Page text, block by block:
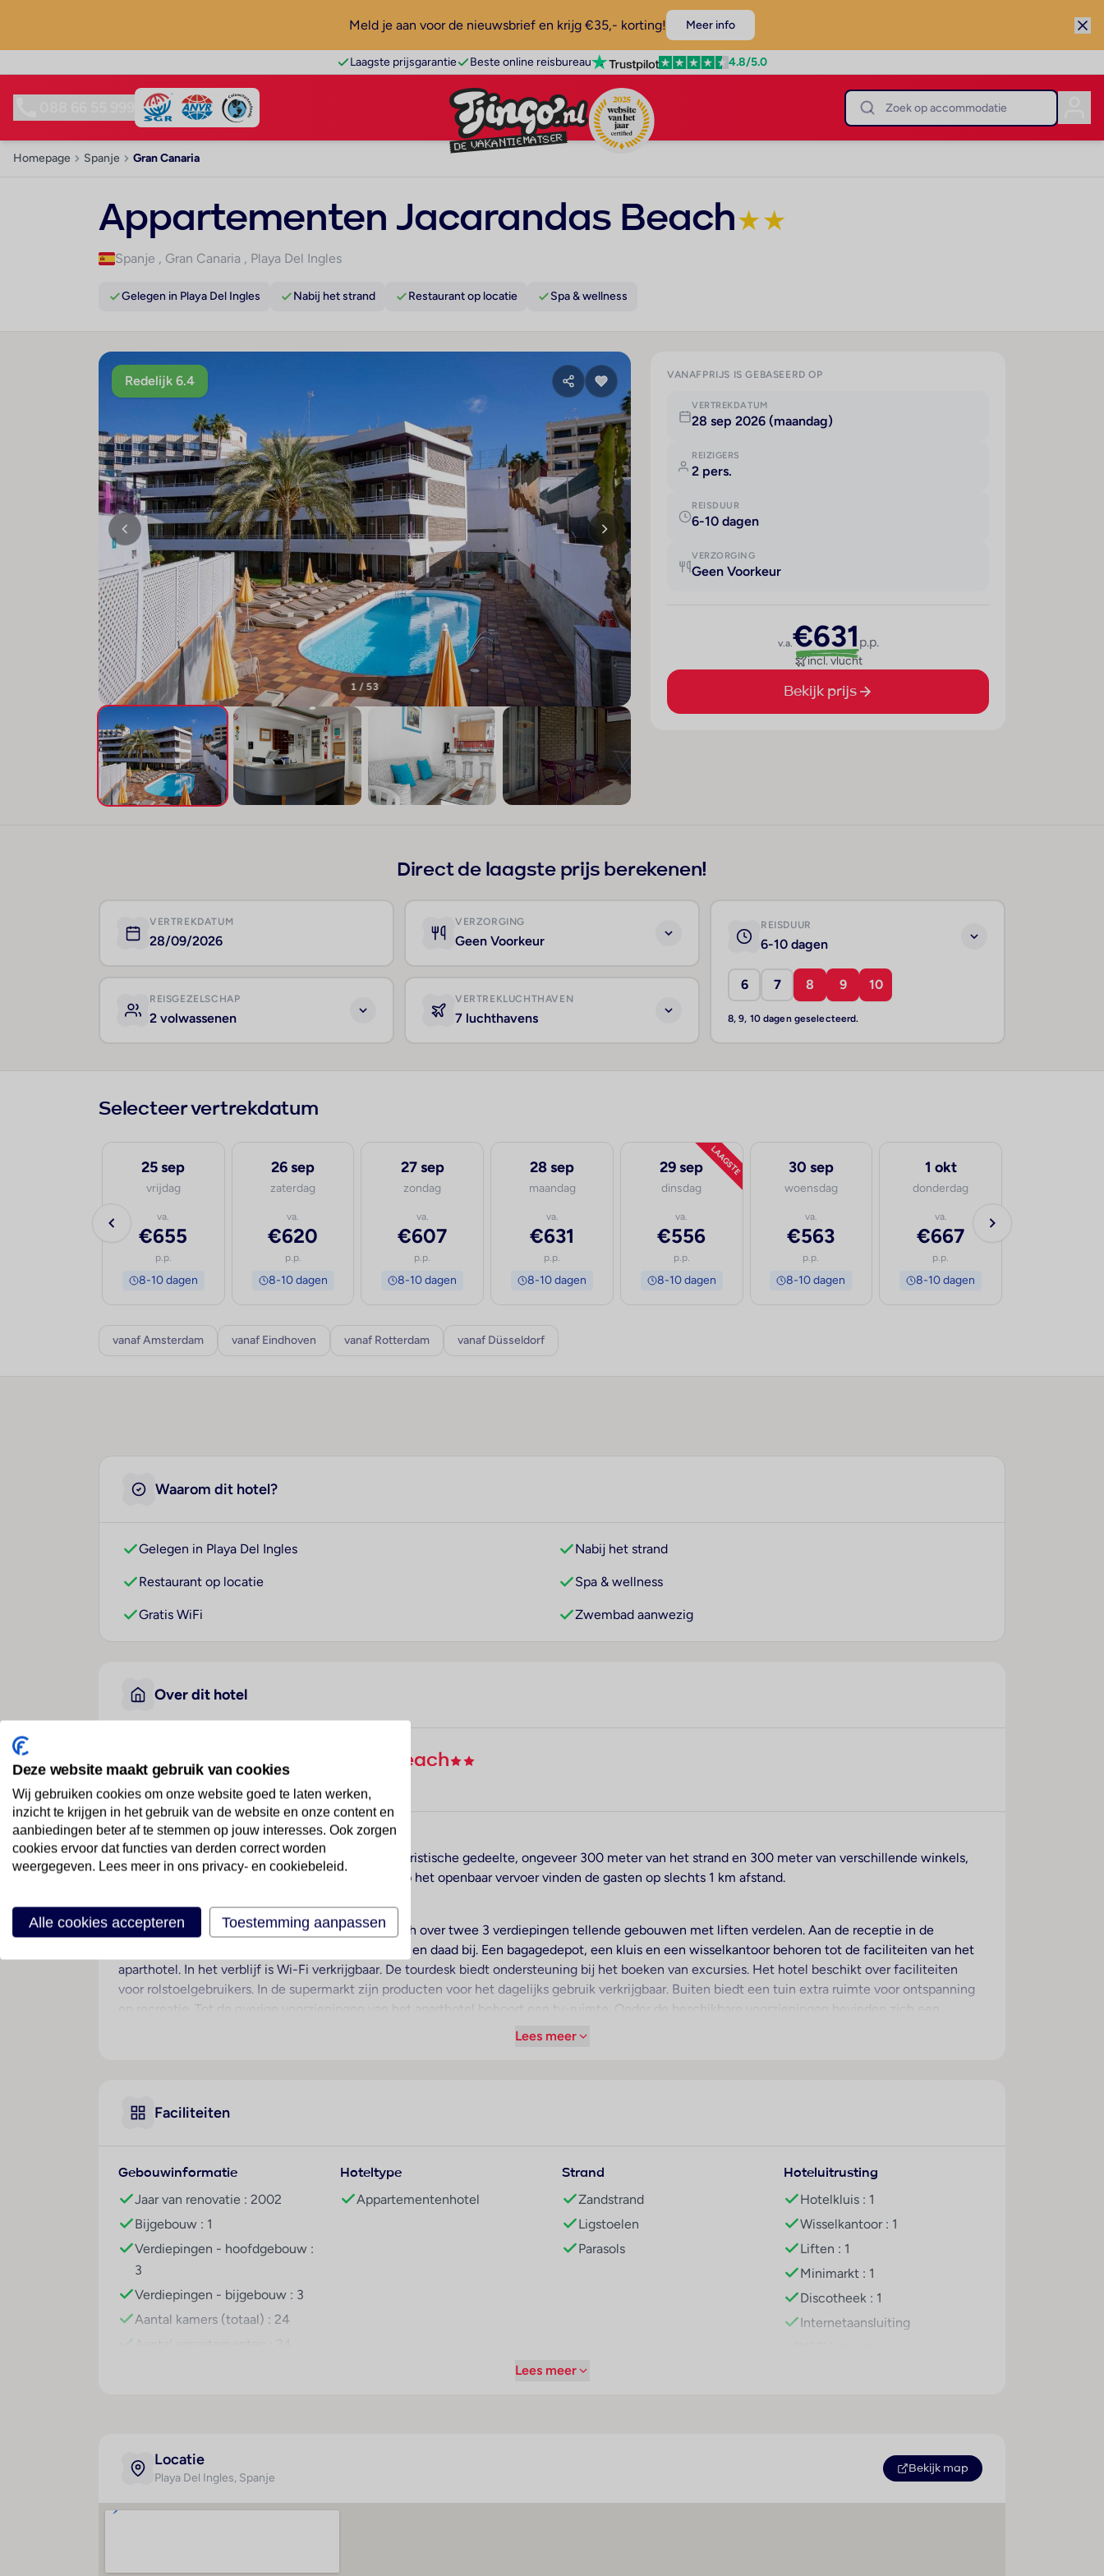
Meld je aan voor de nieuwsbrief en krijg €35,- korting! Meer info
Laagste prijsgarantie Beste online reisbureau 4.8/5.0
Homepage Spanje Gran Canaria
Appartementen Jacarandas Beach★★
Spanje , Gran Canaria , Playa Del Ingles
Gelegen in Playa Del Ingles Nabij het strand Restaurant op locatie Spa & wellness
Redelijk 6.4
1 / 53
VANAFPRIJS IS GEBASEERD OP
VERTREKDATUM
28 sep 2026 (maandag)
REIZIGERS
2 pers.
REISDUUR
6-10 dagen
VERZORGING
Geen Voorkeur
v.a.€631 p.p.
incl. vlucht
Bekijk prijs
Direct de laagste prijs berekenen!
VERTREKDATUM
28/09/2026
VERZORGING
Geen Voorkeur
REISDUUR
6-10 dagen
6 7 8 9 10
8, 9, 10 dagen geselecteerd.
REISGEZELSCHAP
2 volwassenen
VERTREKLUCHTHAVEN
7 luchthavens
Selecteer vertrekdatum
25 sep
vrijdag
va.
€655
p.p.
8-10 dagen
26 sep
zaterdag
va.
€620
p.p.
8-10 dagen
27 sep
zondag
va.
€607
p.p.
8-10 dagen
28 sep
maandag
va.
€631
p.p.
8-10 dagen
LAAGSTE
29 sep
dinsdag
va.
€556
p.p.
8-10 dagen
30 sep
woensdag
va.
€563
p.p.
8-10 dagen
1 okt
donderdag
va.
€667
p.p.
8-10 dagen
vanaf Amsterdam vanaf Eindhoven vanaf Rotterdam vanaf Düsseldorf
Waarom dit hotel?
Gelegen in Playa Del Ingles Nabij het strand
Restaurant op locatie Spa & wellness
Gratis WiFi Zwembad aanwezig
Over dit hotel
Appartementen Jacarandas Beach
Spanje · Gran Canaria · Playa Del Ingles
Ligging
Dit appartementencomplex ligt midden in het toeristische gedeelte, ongeveer 300 meter van het strand en 300 meter van verschillende winkels,
restaurants, bars en discotheken. Aansluitingen op het openbaar vervoer vinden de gasten op slechts 1 km afstand.
Hotelfaciliteiten
Op de gasten wachten 24 appartementen, die zich over twee 3 verdiepingen tellende gebouwen met liften verdelen. Aan de receptie in de
ontvangsthal staat Engelstalig personeel met raad en daad bij. Een bagagedepot, een kluis en een wisselkantoor behoren tot de faciliteiten van het
aparthotel. In het verblijf is Wi-Fi verkrijgbaar. De tourdesk biedt ondersteuning bij het boeken van excursies. Het hotel beschikt over faciliteiten
voor rolstoelgebruikers. In de supermarkt zijn producten voor het dagelijks gebruik verkrijgbaar. Buiten biedt een tuin extra ruimte voor ontspanning
en recreatie. Tot de overige voorzieningen van het aparthotel behoort een tv-ruimte. Onder de beschikbare voorzieningen bevinden zich een
autoverhuur, een medische dienst, een transferservice, kamerservice, een wasservice, een muntwasserette en een eigen shuttlebus. De omgeving
gasten staan kinderbedjes klaar. Bovendien zijn een kluis en een minibar beschikbaar. In de kitchenette bevinden zich een koelkast, een mini-
Sport/entertainment
compleet. Wie lekker wil bewegen, kan van fietsen/mountainbiken en golfen genieten. Watersportliefhebbers wordt duiken aangeboden. Een
fitnessstudio en biljart maken deel uit van het sport- en recreatieaanbod van het hotel. In het wellnessgedeelte staan spa, massagebehandelingen
en een zonnebank ter beschikking. Veel plezier en amusement biedt een discof Copyright GIATA 2004 - 2025. Multilingual, powered by
www.giata.com for client nof 125551
Lees meer
Faciliteiten
Gebouwinformatie
Jaar van renovatie : 2002
Bijgebouw : 1
Verdiepingen - hoofdgebouw :
3
Verdiepingen - bijgebouw : 3
Aantal kamers (totaal) : 24
Hoteltype
Appartementenhotel
Strand
Zandstrand
Ligstoelen
Parasols
Hoteluitrusting
Hotelkluis : 1
Wisselkantoor : 1
Liften : 1
Minimarkt : 1
Discotheek : 1
Internetaansluiting
Lees meer
Locatie
Playa Del Ingles, Spanje
Bekijk map
Deze website maakt gebruik van cookies
Wij gebruiken cookies om onze website goed te laten werken,
inzicht te krijgen in het gebruik van de website en onze content en
aanbiedingen beter af te stemmen op jouw interesses. Ook zorgen
cookies ervoor dat functies van derden correct worden
weergegeven. Lees meer in ons privacy- en cookiebeleid.
Alle cookies accepteren Toestemming aanpassen